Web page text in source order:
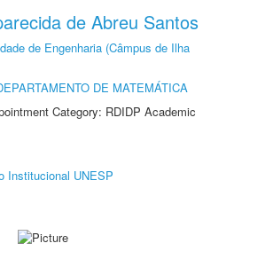
de Abreu Santos
de Engenharia (Câmpus de Ilha
DE MATEMÁTICA
Category: RDIDP Academic
Institucional UNESP